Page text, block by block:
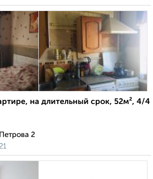
на длительный срок, 52м², 4/4
2